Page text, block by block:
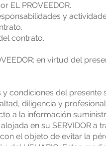
EL PROVEEDOR.
y
contrato.
en virtud del
condiciones del presente
diligencia y
a la información
en su SERVIDOR a
el objeto de evitar la